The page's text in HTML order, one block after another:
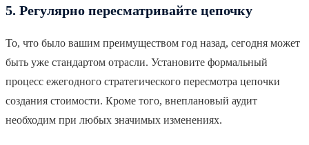
5. Регулярно пересматривайте цепочку
То, что было вашим преимуществом год назад, сегодня может
быть уже стандартом отрасли. Установите формальный
процесс ежегодного стратегического пересмотра цепочки
создания стоимости. Кроме того, внеплановый аудит
необходим при любых значимых изменениях.